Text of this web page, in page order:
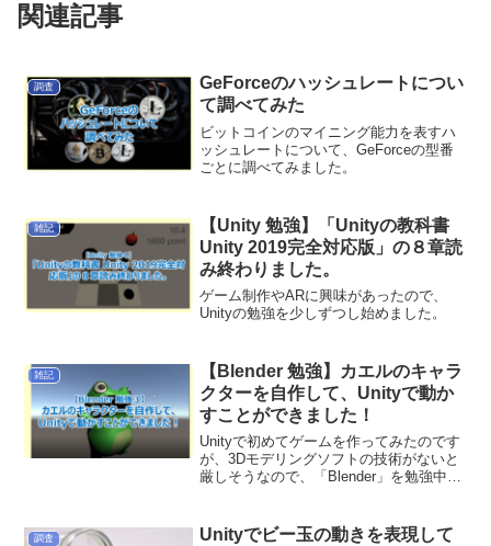
関連記事
調査
GeForceのハッシュレートについ
て調べてみた
ビットコインのマイニング能力を表すハ
ッシュレートについて、GeForceの型番
ごとに調べてみました。
雑記
【Unity 勉強】「Unityの教科書
Unity 2019完全対応版」の８章読
み終わりました。
ゲーム制作やARに興味があったので、
Unityの勉強を少しずつし始めました。
雑記
【Blender 勉強】カエルのキャラ
クターを自作して、Unityで動か
すことができました！
Unityで初めてゲームを作ってみたのです
が、3Dモデリングソフトの技術がないと
厳しそうなので、「Blender」を勉強中で
調査
Unityでビー玉の動きを表現して